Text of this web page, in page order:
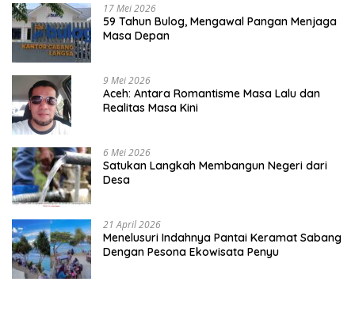
17 Mei 2026
59 Tahun Bulog, Mengawal Pangan Menjaga
Masa Depan
9 Mei 2026
Aceh: Antara Romantisme Masa Lalu dan
Realitas Masa Kini
6 Mei 2026
Satukan Langkah Membangun Negeri dari
Desa
21 April 2026
Menelusuri Indahnya Pantai Keramat Sabang
Dengan Pesona Ekowisata Penyu